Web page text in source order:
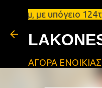
υπόγειο
ΑΓΟΡΑ